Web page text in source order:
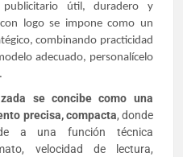
útil, duradero y
con logo se impone como un
combinando practicidad
adecuado, personalícelo
se concibe como una
precisa, compacta, donde
a una función técnica
velocidad de lectura,